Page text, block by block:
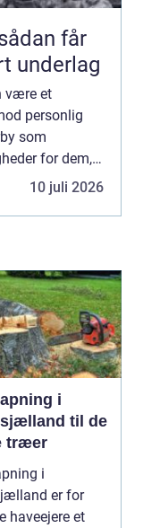
underlag
være et
personlig
som
for dem,
10 juli 2026
i
til de
træer
i
er for
haveejere et